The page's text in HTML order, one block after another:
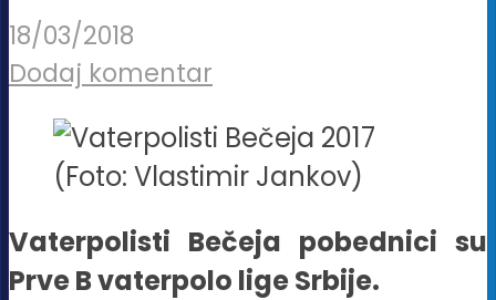
18/03/2018
Dodaj komentar
(Foto: Vlastimir Jankov)
Vaterpolisti Bečeja pobednici su
Prve B vaterpolo lige Srbije.